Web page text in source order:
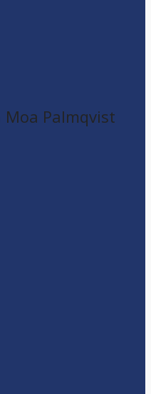
Moa Palmqvist